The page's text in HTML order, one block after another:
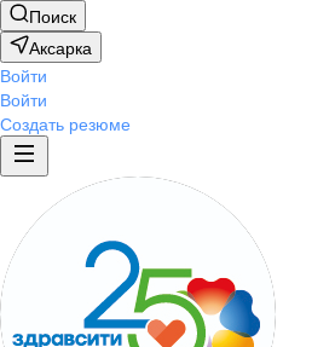
Поиск
Аксарка
Войти
Войти
Создать резюме